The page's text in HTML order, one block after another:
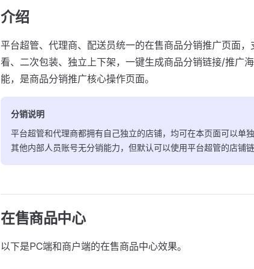
介绍
平台超管、代理商、配送员统一的在售商品分销推广页面
看、二次包装、独立上下架，一键生成商品分销链接/推广
能，是商品分销推广核心操作页面。
分销说明
平台超管和代理商都拥有自己独立的店铺，均可在本页面可以单
其他内部人员账号无分销能力，但默认可以使用平台超管的店铺
在售商品中心
以下是PC端和商户端的在售商品中心效果。